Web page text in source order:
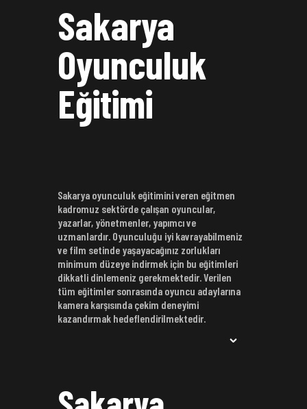
Sakarya
Oyunculuk
Eğitimi
Sakarya oyunculuk eğitimini veren eğitmen
kadromuz sektörde çalışan oyuncular,
yazarlar, yönetmenler, yapımcı ve
uzmanlardır. Oyunculuğu iyi kavrayabilmeniz
ve film setinde yaşayacağınız zorlukları
minimum düzeye indirmek için bu eğitimleri
dikkatli dinlemeniz gerekmektedir. Verilen
tüm eğitimler sonrasında oyuncu adaylarına
kamera karşısında çekim deneyimi
kazandırmak hedeflendirilmektedir.